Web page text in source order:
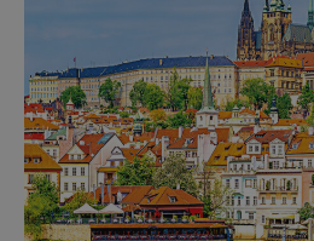
Málokdo ví, že dnešní kos